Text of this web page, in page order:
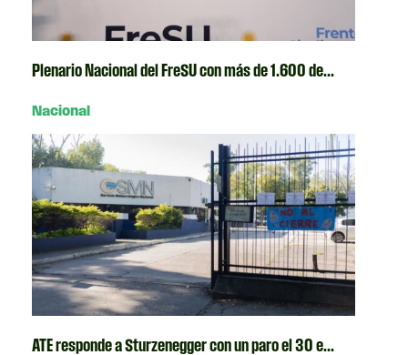
Plenario Nacional del FreSU con más de 1.600 de...
Nacional
ATE responde a Sturzenegger con un paro el 30 e...